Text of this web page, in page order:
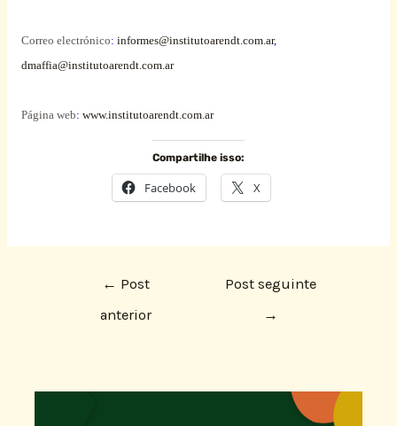
Correo electrónico: informes@institutoarendt.com.ar,
dmaffia@institutoarendt.com.ar
Página web: www.institutoarendt.com.ar
Compartilhe isso:
Facebook X
← Post
anterior
Post seguinte
→